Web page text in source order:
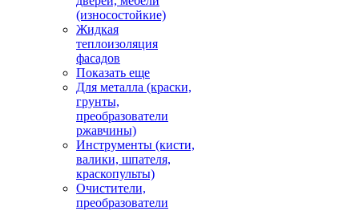
(износостойкие)
Жидкая
теплоизоляция
фасадов
Показать еще
Для металла (краски,
грунты,
преобразователи
ржавчины)
Инструменты (кисти,
валики, шпателя,
краскопульты)
Очистители,
преобразователи